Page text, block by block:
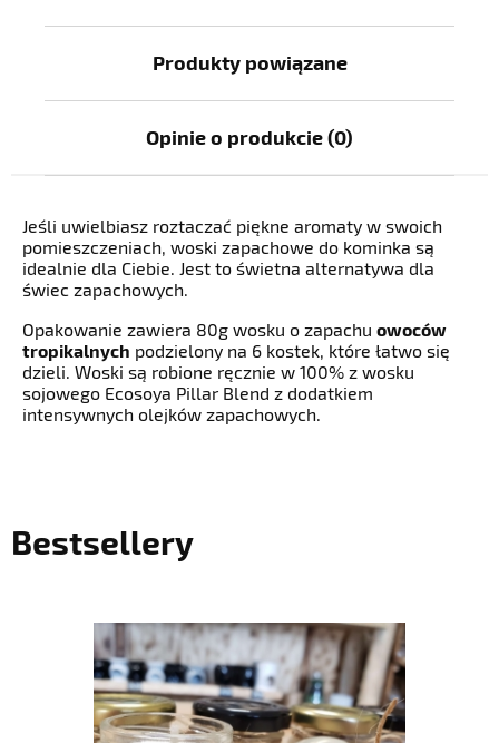
Produkty powiązane
Opinie o produkcie (0)
Jeśli uwielbiasz roztaczać piękne aromaty w swoich
pomieszczeniach, woski zapachowe do kominka są
idealnie dla Ciebie. Jest to świetna alternatywa dla
świec zapachowych.
Opakowanie zawiera 80g wosku o zapachu owoców
tropikalnych podzielony na 6 kostek, które łatwo się
dzieli. Woski są robione ręcznie w 100% z wosku
sojowego Ecosoya Pillar Blend z dodatkiem
intensywnych olejków zapachowych.
Bestsellery